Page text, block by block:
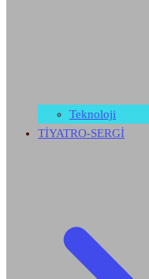
Teknoloji
TİYATRO-SERGİ